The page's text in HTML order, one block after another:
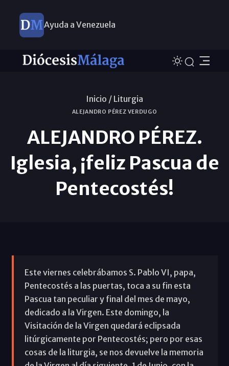
Ayuda a Venezuela
Inicio / Liturgia
ALEJANDRO PÉREZ VERDUGO
ALEJANDRO PÉREZ.
Iglesia, ¡feliz Pascua de
Pentecostés!
Este viernes celebrábamos S. Pablo VI, papa,
Pentecostés a las puertas, toca a su fin esta
Pascua tan peculiar y final del mes de mayo,
dedicado a la Virgen. Este domingo, la
Visitación de la Virgen quedará eclipsada
litúrgicamente por Pentecostés; pero por esas
cosas de la liturgia, se nos devuelve la memoria